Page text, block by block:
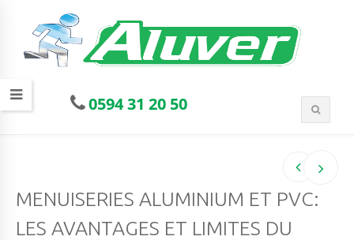
0594 31 20 50
MENUISERIES ALUMINIUM ET PVC:
LES AVANTAGES ET LIMITES DU